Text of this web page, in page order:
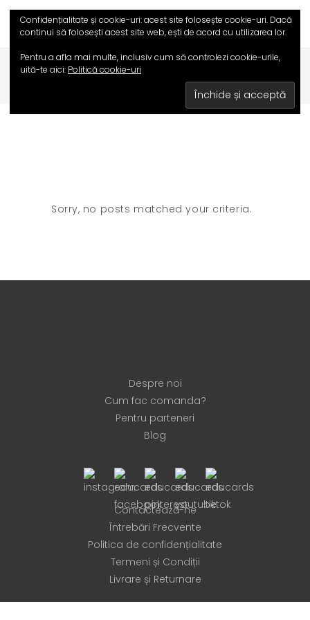
HOME/BLOG
Sorry, no posts matched your criteria.
Întrebări Frecvente
Politica de confidențialitate
Termeni și Condiții
Livrare și Returnare
Contactează-ne
Despre noi
Cum fac comanda?
Pentru parteneri
Blog
Confidențialitate și cookie-uri: acest site folosește cookie-uri. Dacă
continui să folosești acest site web, ești de acord cu utilizarea lor.
Pentru a afla mai multe, inclusiv cum să controlezi cookie-urile,
uită-te aici: Politică cookie-uri